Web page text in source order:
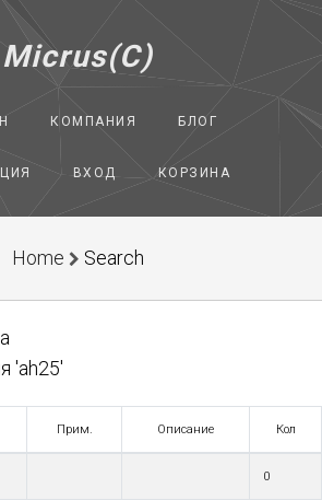
Micrus(C)
КОМПАНИЯ БЛОГ
ВХОД КОРЗИНА
Home Search
'ah25'
Прим. Описание Кол
0